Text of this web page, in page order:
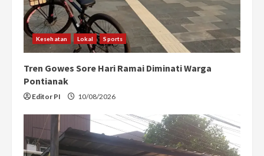
Kesehatan Lokal Sports
Tren Gowes Sore Hari Ramai Diminati Warga
Pontianak
Editor PI 10/08/2026